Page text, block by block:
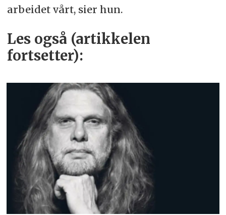
arbeidet vårt, sier hun.
Les også (artikkelen
fortsetter):